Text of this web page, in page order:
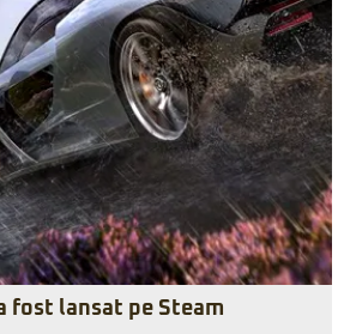
fost lansat pe Steam